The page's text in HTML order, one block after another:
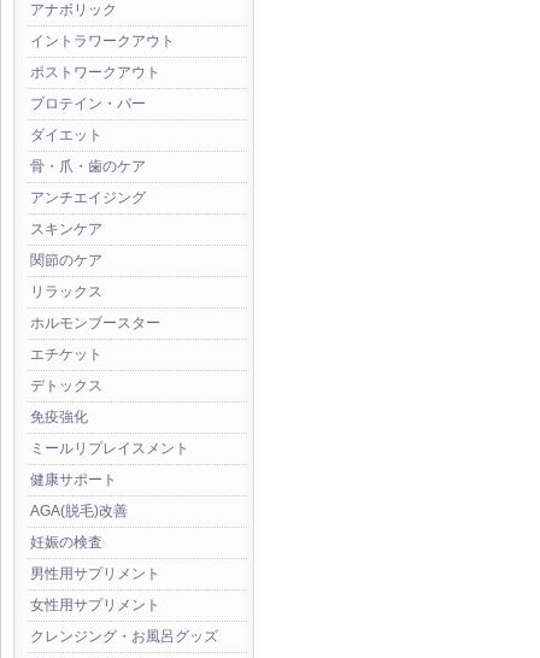
アナボリック
イントラワークアウト
ポストワークアウト
プロテイン・バー
ダイエット
骨・爪・歯のケア
アンチエイジング
スキンケア
関節のケア
リラックス
ホルモンブースター
エチケット
デトックス
免疫強化
ミールリプレイスメント
健康サポート
AGA(脱毛)改善
妊娠の検査
男性用サプリメント
女性用サプリメント
クレンジング・お風呂グッズ